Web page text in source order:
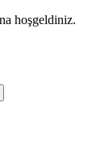
hoşgeldiniz.